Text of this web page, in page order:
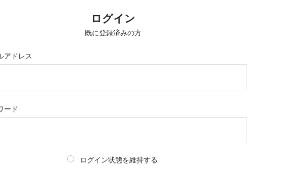
ログイン
既に登録済みの方
アドレス
ード
ログイン状態を維持する